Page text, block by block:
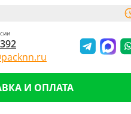
И ОПЛАТА